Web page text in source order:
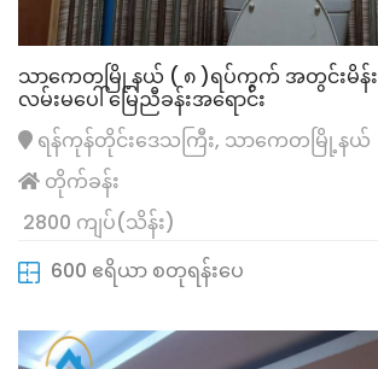
သာကေတမြို့နယ် ( ၈ )ရပ်ကွက် အတွင်းမိန်း
လမ်းမပေါ် မြေညီခန်းအရောင်း
ရန်ကုန်တိုင်းဒေသကြီး, သာကေတမြို့နယ်
တိုက်ခန်း
2800 ကျပ်(သိန်း)
600 ဧရိယာ စတုရန်းပေ